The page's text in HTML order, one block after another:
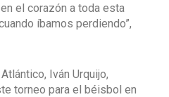
el corazón a toda esta
íbamos perdiendo”,
Iván Urquijo,
torneo para el béisbol en